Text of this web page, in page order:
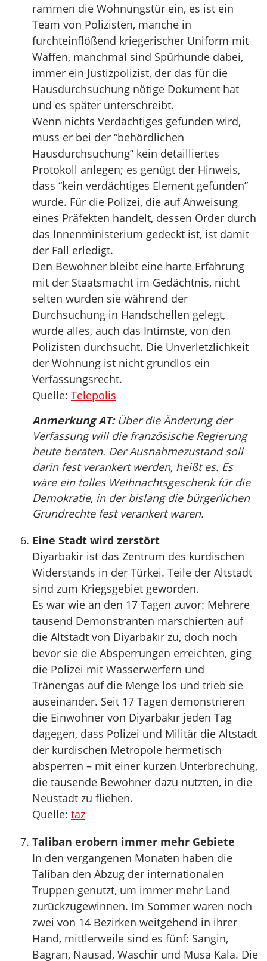
rammen die Wohnungstür ein, es ist ein
Team von Polizisten, manche in
furchteinflößend kriegerischer Uniform mit
Waffen, manchmal sind Spürhunde dabei,
immer ein Justizpolizist, der das für die
Hausdurchsuchung nötige Dokument hat
und es später unterschreibt.
Wenn nichts Verdächtiges gefunden wird,
muss er bei der “behördlichen
Hausdurchsuchung” kein detailliertes
Protokoll anlegen; es genügt der Hinweis,
dass “kein verdächtiges Element gefunden”
wurde. Für die Polizei, die auf Anweisung
eines Präfekten handelt, dessen Order durch
das Innenministerium gedeckt ist, ist damit
der Fall erledigt.
Den Bewohner bleibt eine harte Erfahrung
mit der Staatsmacht im Gedächtnis, nicht
selten wurden sie während der
Durchsuchung in Handschellen gelegt,
wurde alles, auch das Intimste, von den
Polizisten durchsucht. Die Unverletzlichkeit
der Wohnung ist nicht grundlos ein
Verfassungsrecht.
Quelle: Telepolis
Anmerkung AT:Über die Änderung der
Verfassung will die französische Regierung
heute beraten. Der Ausnahmezustand soll
darin fest verankert werden, heißt es. Es
wäre ein tolles Weihnachtsgeschenk für die
Demokratie, in der bislang die bürgerlichen
Grundrechte fest verankert waren.
Eine Stadt wird zerstört
Diyarbakir ist das Zentrum des kurdischen
Widerstands in der Türkei. Teile der Altstadt
sind zum Kriegsgebiet geworden.
Es war wie an den 17 Tagen zuvor: Mehrere
tausend Demonstranten marschierten auf
die Altstadt von Diyarbakır zu, doch noch
bevor sie die Absperrungen erreichten, ging
die Polizei mit Wasserwerfern und
Tränengas auf die Menge los und trieb sie
auseinander. Seit 17 Tagen demonstrieren
die Einwohner von Diyarbakır jeden Tag
dagegen, dass Polizei und Militär die Altstadt
der kurdischen Metropole hermetisch
absperren – mit einer kurzen Unterbrechung,
die tausende Bewohner dazu nutzten, in die
Neustadt zu fliehen.
Quelle: taz
Taliban erobern immer mehr Gebiete
In den vergangenen Monaten haben die
Taliban den Abzug der internationalen
Truppen genutzt, um immer mehr Land
zurückzugewinnen. Im Sommer waren noch
zwei von 14 Bezirken weitgehend in ihrer
Hand, mittlerweile sind es fünf: Sangin,
Bagran, Nausad, Waschir und Musa Kala. Die